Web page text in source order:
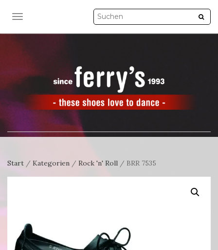
NAVIGATION UMSCHALTEN
Start / Kategorien / Rock 'n' Roll / BRR 7535